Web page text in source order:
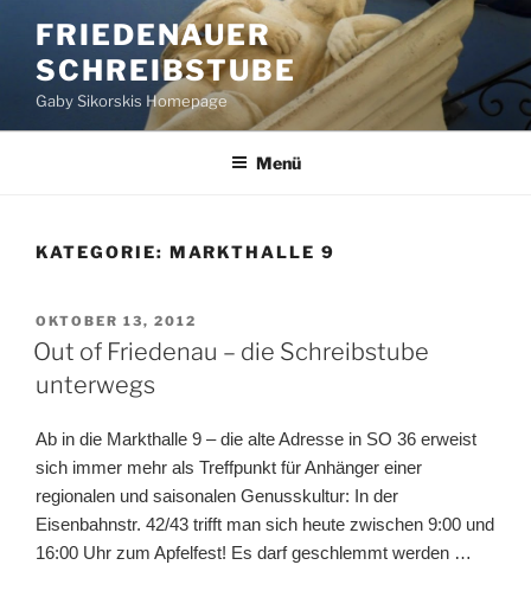
Inhalt
springen
FRIEDENAUER
SCHREIBSTUBE
Gaby Sikorskis Homepage
Menü
KATEGORIE: MARKTHALLE 9
VERÖFFENTLICHT
AM
OKTOBER 13, 2012
Out of Friedenau – die Schreibstube
unterwegs
Ab in die Markthalle 9 – die alte Adresse in SO 36 erweist
sich immer mehr als Treffpunkt für Anhänger einer
regionalen und saisonalen Genusskultur: In der
Eisenbahnstr. 42/43 trifft man sich heute zwischen 9:00 und
16:00 Uhr zum Apfelfest! Es darf geschlemmt werden …